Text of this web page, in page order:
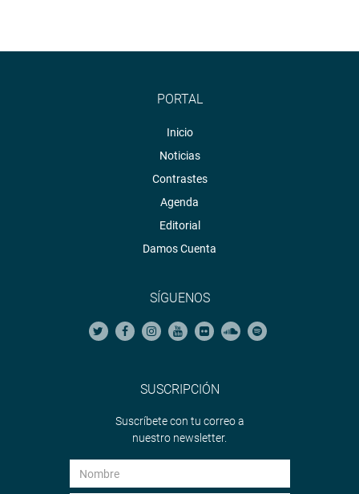
PORTAL
Inicio
Noticias
Contrastes
Agenda
Editorial
Damos Cuenta
SÍGUENOS
SUSCRIPCIÓN
Suscríbete con tu correo a
nuestro newsletter.